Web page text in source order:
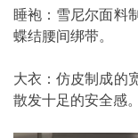
睡袍：雪尼尔面料
蝶结腰间绑带。
大衣：仿皮制成的
散发十足的安全感